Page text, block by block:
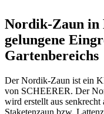
Nordik-Zaun in
gelungene
Gartenbereichs
Der Nordik-Zaun ist ein
von SCHEERER. Der
wird erstellt aus